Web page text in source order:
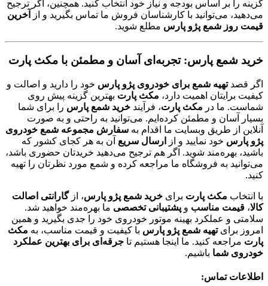
گزینه را بر اساس بودجه و نیاز خود انتخاب کنید. همچنین، اگر ترجیح
می‌دهید، می‌توانید با کارشناسان فروش ما تماس بگیرید و از
آخرین
قیمت روز شمع پژو پارس مطلع شوید.
خرید شمع پارس: تجربه‌ای آسان و مطمئن با مکث پارت
اگر قصدتهیه شمع برای خودروی پژو پارس خود را دارید و اصالت و
کیفیت برایتان اهمیت دارد، مکث پارت بهترین گزینه پیش روی
شماست. ما در مکث پارت، فرآیند خرید شمع پارس را برای شما
بسیار آسان و مطمئن کرده‌ایم. می‌توانید به راحتی و به صورت
آنلاین از طریق وبسایت ما اقدام به سفارش مجموعه شمع خودروی
پژو پارس خود نمایید و از ارسال سریع آن به هر کجای کشور که
باشید، بهره‌مند شوید. اگر هم ترجیح می‌دهید خریدتان حضوری باشد،
می‌توانید به فروشگاه ما مراجعه کرده و شمع مورد نظرتان را تهیه
کنید.
با انتخاب مکث پارت برای خرید شمع پژو پارس، ازگارانتی اصالت
کالا، قیمت مناسب و پشتیبانی تخصصی ما بهره‌مند خواهید شد.
سلامتی و عملکرد بهینه موتور خودروی خود را جدی بگیرید و همین
امروز برایتهیه شمع پژو پارس با کیفیت و قیمت مناسب، به مکث
پارت مراجعه کنید. ما اینجا هستیم تا جرقه‌ای برای بهترین عملکرد
خودروی شما باشیم.
اطلاعات تماس: